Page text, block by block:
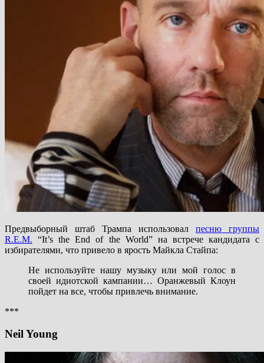
Предвыборный штаб Трампа использовал песню группы
R.E.M. “It’s the End of the World” на встрече кандидата с
избирателями, что привело в ярость Майкла Стайпа:
Не используйте нашу музыку или мой голос в
своей идиотской кампании… Оранжевый Клоун
пойдет на все, чтобы привлечь внимание.
***
Neil Young